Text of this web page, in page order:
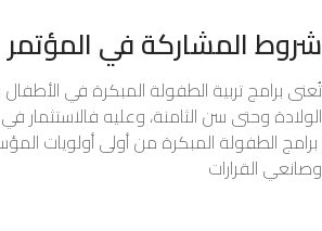
شروط المشاركة في المؤتمر
تُعنى برامج تربية الطفولة المبكرة في
الولادة وحتى سن الثامنة، وعليه فالاستثمار في
برامج الطفولة المبكرة من أولى أولويات
وصانعي القرارات